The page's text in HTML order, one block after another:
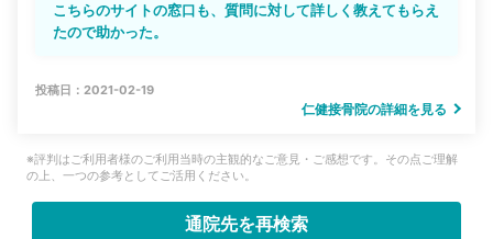
こちらのサイトの窓口も、質問に対して詳しく教えてもらえ
たので助かった。
投稿日：2021-02-19
仁健接骨院の詳細を見る
※評判はご利用者様のご利用当時の主観的なご意見・ご感想です。その点ご理解
の上、一つの参考としてご活用ください。
通院先を再検索